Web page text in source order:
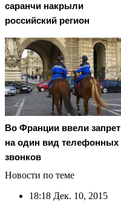
саранчи накрыли
российский регион
Во Франции ввели запрет
на один вид телефонных
звонков
Новости по теме
18:18 Дек. 10, 2015